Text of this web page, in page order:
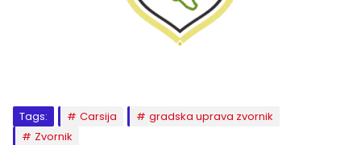
Tags: Carsija
gradska uprava zvornik
Zvornik